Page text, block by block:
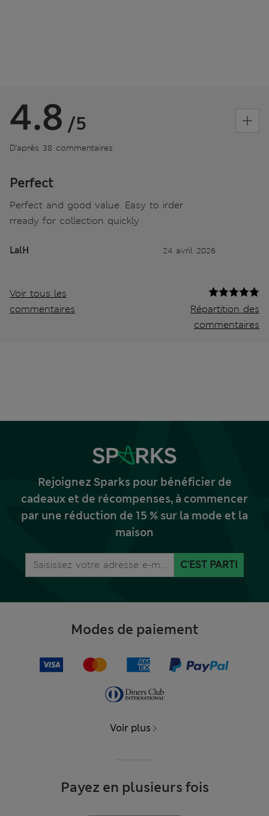
4.8 /5
D’après 38 commentaires
Perfect
Perfect and good value. Easy to irder
rready for collection quickly
LalH 24 avril 2026
Voir tous les
commentaires
Répartition des
commentaires
Rejoignez Sparks pour bénéficier de
cadeaux et de récompenses, à commencer
par une réduction de 15 % sur la mode et la
maison
C'EST PARTI
Modes de paiement
Voir plus
Payez en plusieurs fois